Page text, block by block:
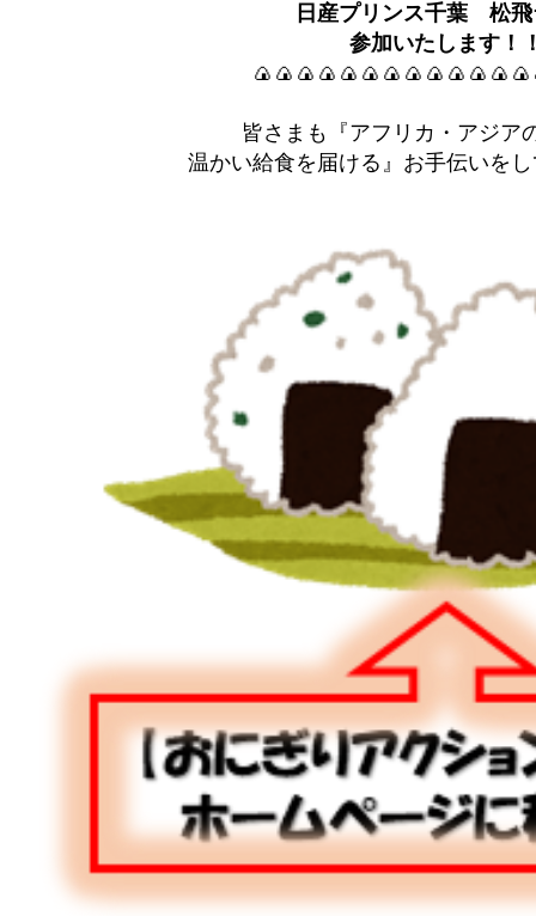
日産プリンス千葉 松飛
参加いたします！
皆さまも『アフリカ・アジア
温かい給食を届ける』お手伝いを